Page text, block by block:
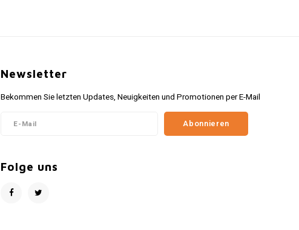
Newsletter
Bekommen Sie letzten Updates, Neuigkeiten und Promotionen per E-Mail
Abonnieren
Folge uns